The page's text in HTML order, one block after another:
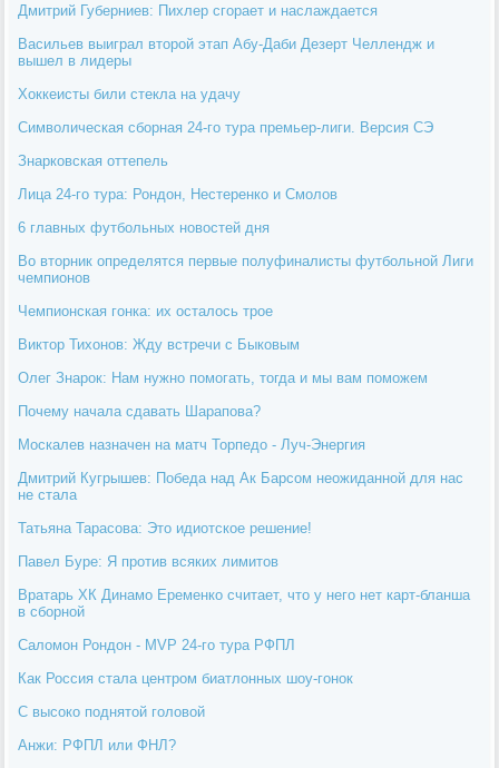
Дмитрий Губерниев: Пихлер сгорает и наслаждается
Васильев выиграл второй этап Абу-Даби Дезерт Челлендж и
вышел в лидеры
Хоккеисты били стекла на удачу
Символическая сборная 24-го тура премьер-лиги. Версия СЭ
Знарковская оттепель
Лица 24-го тура: Рондон, Нестеренко и Смолов
6 главных футбольных новостей дня
Во вторник определятся первые полуфиналисты футбольной Лиги
чемпионов
Чемпионская гонка: их осталось трое
Виктор Тихонов: Жду встречи с Быковым
Олег Знарок: Нам нужно помогать, тогда и мы вам поможем
Почему начала сдавать Шарапова?
Москалев назначен на матч Торпедо - Луч-Энергия
Дмитрий Кугрышев: Победа над Ак Барсом неожиданной для нас
не стала
Татьяна Тарасова: Это идиотское решение!
Павел Буре: Я против всяких лимитов
Вратарь ХК Динамо Еременко считает, что у него нет карт-бланша
в сборной
Саломон Рондон - MVP 24-го тура РФПЛ
Как Россия стала центром биатлонных шоу-гонок
С высоко поднятой головой
Анжи: РФПЛ или ФНЛ?